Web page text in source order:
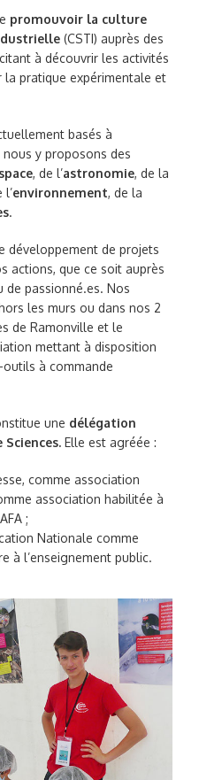
promouvoir la culture
(CSTI) auprès des
à découvrir les activités
la pratique expérimentale et
basés à
y proposons des
, de l’astronomie, de la
l’environnement, de la
.
développement de projets
actions, que ce soit auprès
passionné.es. Nos
les murs ou dans nos 2
de Ramonville et le
mettant à disposition
à commande
une délégation
Elle est agréée :
comme association
association habilitée à
;
Nationale comme
à l’enseignement public.